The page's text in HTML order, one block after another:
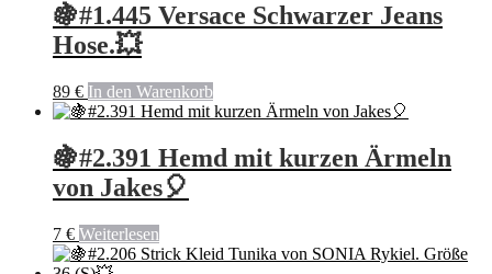
🍇#1.445 Versace Schwarzer Jeans
Hose.💥
89 € In den Warenkorb
🍇#2.391 Hemd mit kurzen Ärmeln
von Jakes🎈
7 € Weiterlesen